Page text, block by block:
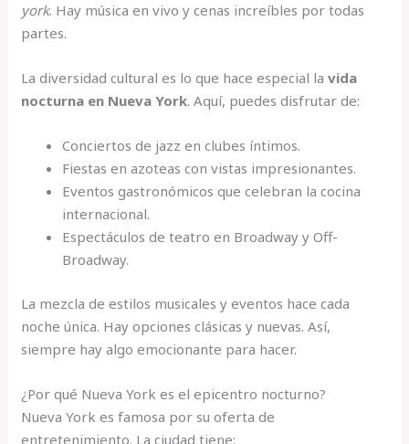
york. Hay música en vivo y cenas increíbles por todas
partes.
La diversidad cultural es lo que hace especial lavida
nocturna en Nueva York. Aquí, puedes disfrutar de:
Conciertos de jazz en clubes íntimos.
Fiestas en azoteas con vistas impresionantes.
Eventos gastronómicos que celebran la cocina
internacional.
Espectáculos de teatro en Broadway y Off-
Broadway.
La mezcla de estilos musicales y eventos hace cada
noche única. Hay opciones clásicas y nuevas. Así,
siempre hay algo emocionante para hacer.
¿Por qué Nueva York es el epicentro nocturno?
Nueva York es famosa por su oferta de
entretenimiento. La ciudad tiene: